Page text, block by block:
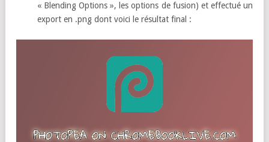
« Blending Options », les options de fusion) et effectué un
export en .png dont voici le résultat final :